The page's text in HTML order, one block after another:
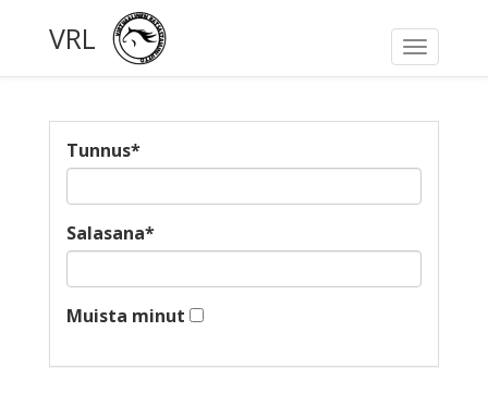
Toggle
VRL
Tunnus*
Salasana*
Muista minut